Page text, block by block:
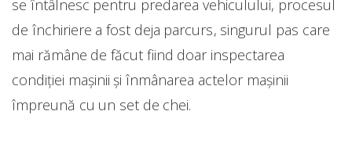
se întâlnesc pentru predarea vehiculului, procesul
de închiriere a fost deja parcurs, singurul pas care
mai rămâne de făcut fiind doar inspectarea
condiției mașinii și înmânarea actelor mașinii
împreună cu un set de chei.